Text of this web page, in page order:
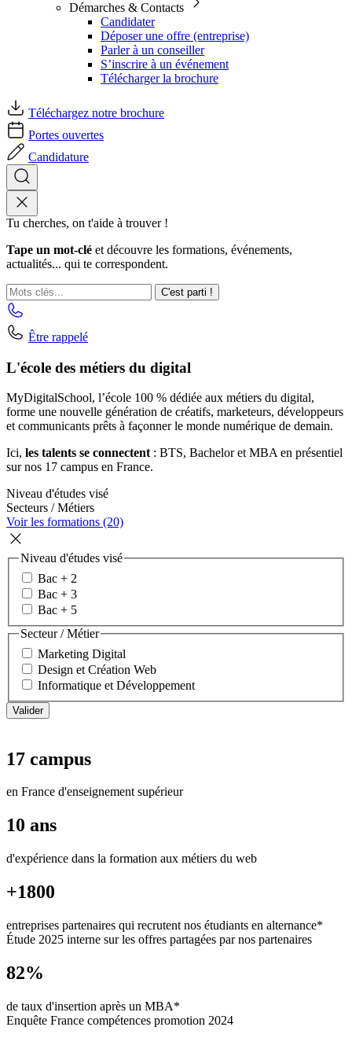
Démarches & Contacts
Candidater
Déposer une offre (entreprise)
Parler à un conseiller
S’inscrire à un événement
Télécharger la brochure
Téléchargez notre brochure
Portes ouvertes
Candidature
Tu cherches, on t'aide à trouver !
Tape un mot-clé et découvre les formations, événements,
actualités... qui te correspondent.
C'est parti !
Être rappelé
L'école des métiers du digital
MyDigitalSchool, l’école 100 % dédiée aux métiers du digital,
forme une nouvelle génération de créatifs, marketeurs, développeurs
et communicants prêts à façonner le monde numérique de demain.
Ici, les talents se connectent: BTS, Bachelor et MBA en présentiel
sur nos 17 campus en France.
Niveau d'études visé
Secteurs / Métiers
Voir les formations (20)
Niveau d'études visé
Bac + 2
Bac + 3
Bac + 5
Secteur / Métier
Marketing Digital
Design et Création Web
Informatique et Développement
17 campus
en France d'enseignement supérieur
10 ans
d'expérience dans la formation aux métiers du web
+1800
entreprises partenaires qui recrutent nos étudiants en alternance*
Étude 2025 interne sur les offres partagées par nos partenaires
82%
de taux d'insertion après un MBA*
Enquête France compétences promotion 2024